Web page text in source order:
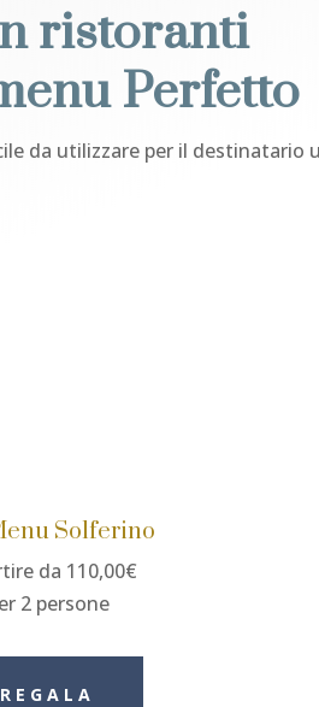
ristoranti
Perfetto
da utilizzare per il
Solferino
da 110,00€
2 persone
REGALA